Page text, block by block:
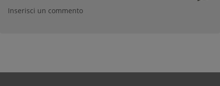
Inserisci un commento